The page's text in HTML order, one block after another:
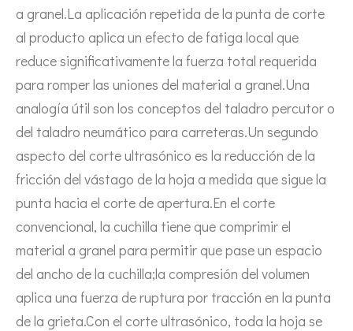
Tecnología de tratamiento de agua por ultrasonidos
Actualmente, la investigación sobre la extracción de antioxidantes y
Ventajas de la soldadura ultrasónica de paneles de puertas de automóviles
¿Cuál es el principio y la teoría de la máquina de soldadura de
a granel.La aplicación repetida de la punta de corte
al producto aplica un efecto de fatiga local que
reduce significativamente la fuerza total requerida
para romper las uniones del material a granel.Una
analogía útil son los conceptos del taladro percutor o
del taladro neumático para carreteras.Un segundo
aspecto del corte ultrasónico es la reducción de la
fricción del vástago de la hoja a medida que sigue la
punta hacia el corte de apertura.En el corte
convencional, la cuchilla tiene que comprimir el
material a granel para permitir que pase un espacio
del ancho de la cuchilla;la compresión del volumen
aplica una fuerza de ruptura por tracción en la punta
de la grieta.Con el corte ultrasónico, toda la hoja se